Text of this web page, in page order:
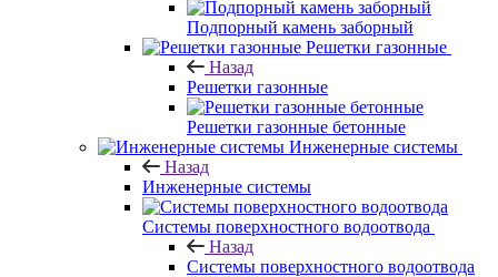
Подпорный камень заборный
Решетки газонные
Назад
Решетки газонные
Решетки газонные бетонные
Инженерные системы
Назад
Инженерные системы
Системы поверхностного водоотвода
Назад
Системы поверхностного водоотвода